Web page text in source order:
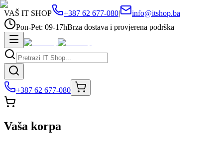
VAŠ IT SHOP +387 62 677-080|
info@itshop.ba
Pon-Pet: 09-17hBrza dostava i provjerena podrška
+387 62 677-080
Vaša korpa